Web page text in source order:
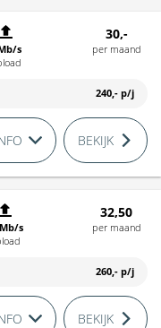
s
30,-
per maand
240,- p/j
BEKIJK
s
32,50
per maand
260,- p/j
BEKIJK